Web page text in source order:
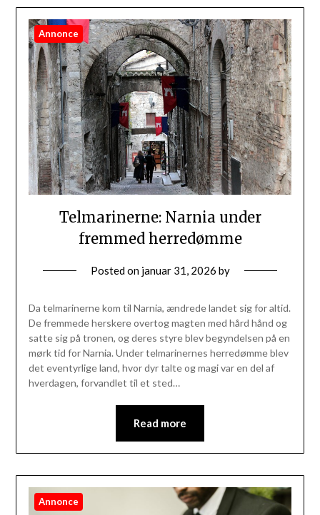
Annonce
Telmarinerne: Narnia under
fremmed herredømme
Posted on januar 31, 2026 by
Da telmarinerne kom til Narnia, ændrede landet sig for altid.
De fremmede herskere overtog magten med hård hånd og
satte sig på tronen, og deres styre blev begyndelsen på en
mørk tid for Narnia. Under telmarinernes herredømme blev
det eventyrlige land, hvor dyr talte og magi var en del af
hverdagen, forvandlet til et sted…
Read more
Annonce